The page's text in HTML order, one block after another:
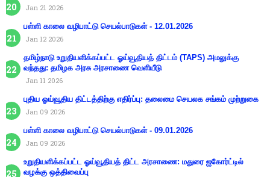
Jan 21 2026
பள்ளி காலை வழிபாட்டு செயல்பாடுகள் - 12.01.2026
Jan 12 2026
தமிழ்நாடு உறுதியளிக்கப்பட்ட ஓய்வூதியத் திட்டம் (TAPS) அமலுக்கு
வந்தது: தமிழக அரசு அரசாணை வெளியீடு
Jan 11 2026
புதிய ஓய்வூதிய திட்டத்திற்கு எதிர்ப்பு: தலைமை செயலக சங்கம் முற்றுகை
Jan 09 2026
பள்ளி காலை வழிபாட்டு செயல்பாடுகள் - 09.01.2026
Jan 09 2026
உறுதியளிக்கப்பட்ட ஓய்வூதியத் திட்ட அரசாணை: மதுரை ஐகோர்ட்டில்
வழக்கு ஒத்திவைப்பு